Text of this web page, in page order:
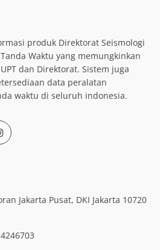
produk Direktorat Seismologi
Waktu yang memungkinkan
dan Direktorat. Sistem juga
data peralatan
waktu di seluruh indonesia.
Jakarta Pusat, DKI Jakarta 10720